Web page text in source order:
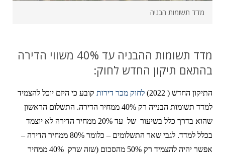
מדד תשומות הבניה
מדד תשומות ההבניה עד 40% משווי הדירה
בהתאם תיקון החדש לחוק:
התיקון החדש ( 2022) לחוק מכר דירות קובע כי היזם יוכל להצמיד
למדד תשומות הבנייה רק 40% ממחיר הדירה. התשלום הראשון
שהוא בדרך כלל בשיעור של עד 20% ממחיר הדירה לא יוצמד
בכלל למדד. לגבי שאר התשלומים – כלומר 80% ממחיר הדירה –
אפשר יהיה להצמיד רק 50% מהסכום (שזה שרק 40% ממחיר